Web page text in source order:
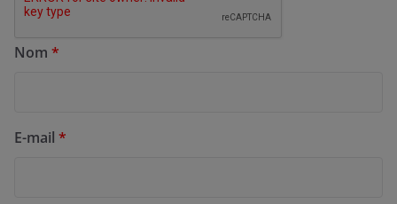
Nom *
E-mail *